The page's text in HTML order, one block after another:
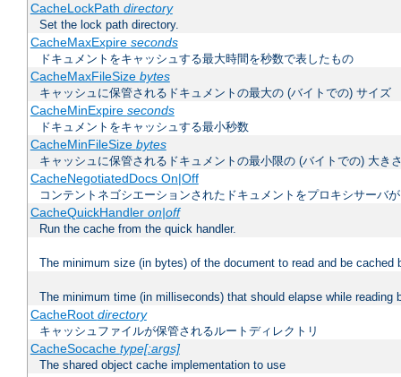
CacheLockPath directory
Set the lock path directory.
CacheMaxExpire seconds
ドキュメントをキャッシュする最大時間を秒数で表したもの
CacheMaxFileSize bytes
キャッシュに保管されるドキュメントの最大の (バイトでの) サイズ
CacheMinExpire seconds
ドキュメントをキャッシュする最小秒数
CacheMinFileSize bytes
キャッシュに保管されるドキュメントの最小限の (バイトでの) 大き
CacheNegotiatedDocs On|Off
コンテントネゴシエーションされたドキュメントをプロキシサーバ
CacheQuickHandler on|off
Run the cache from the quick handler.
The minimum size (in bytes) of the document to read and be cached
The minimum time (in milliseconds) that should elapse while reading
CacheRoot directory
キャッシュファイルが保管されるルートディレクトリ
CacheSocache type[:args]
The shared object cache implementation to use